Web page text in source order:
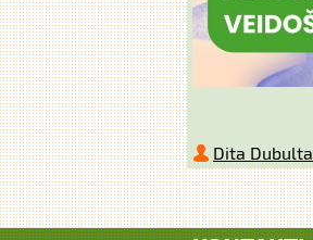
Dita Dubulta